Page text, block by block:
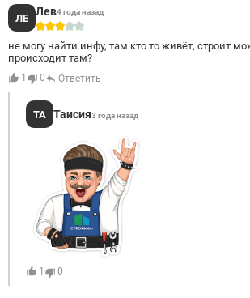
ЛЕ
Лев4 года назад
3
не могу найти инфу, там кто то живёт, строит
происходит там?
1 0 Ответить
ТА Таисия3 года назад
1 0